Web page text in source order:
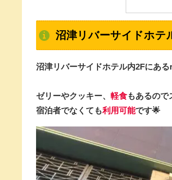
沼津リバーサイドホテ
沼津リバーサイドホテル内2Fにあ
ゼリーやクッキー、 軽食もあるので
宿泊者でなくても利用可能です🌟